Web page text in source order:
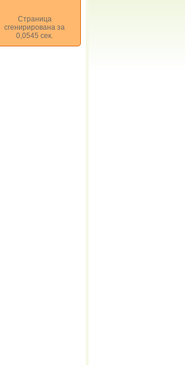
Страница
сгенирирована за
0,0545 сек.